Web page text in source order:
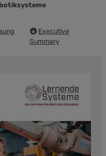
Executive
Summary